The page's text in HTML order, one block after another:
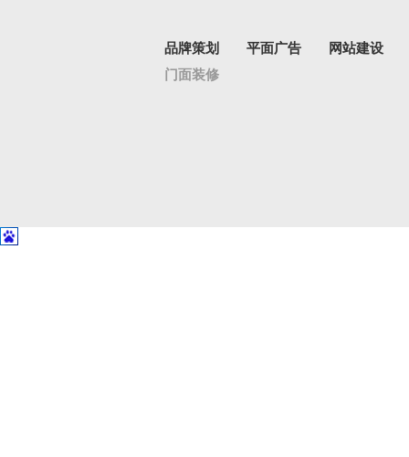
品牌策划 平面广告
网站建设
门面装修